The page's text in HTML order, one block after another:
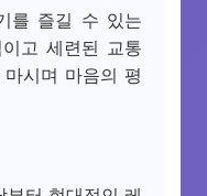
를 즐길 수 있는
고 세련된 교통
시며 마음의 평